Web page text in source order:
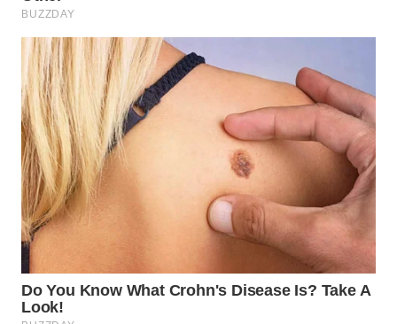
WN
LIKUPANG
WN
LABUANBAJO
WN
BORNEO
Wahana
Media
Group
WAHANA